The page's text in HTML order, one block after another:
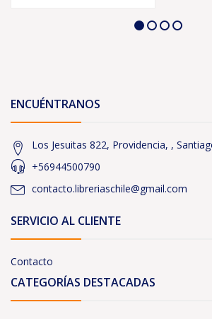
ENCUÉNTRANOS
Los Jesuitas 822, Providencia, ,
+56944500790
contacto.libreriaschile@gmail.com
SERVICIO AL CLIENTE
Contacto
CATEGORÍAS DESTACADAS